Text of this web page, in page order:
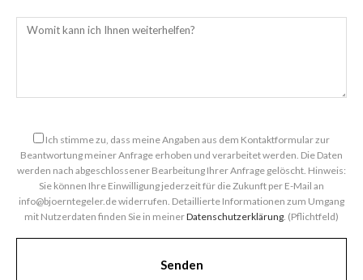
Ich stimme zu, dass meine Angaben aus dem Kontaktformular zur
Beantwortung meiner Anfrage erhoben und verarbeitet werden. Die Daten
werden nach abgeschlossener Bearbeitung Ihrer Anfrage gelöscht. Hinweis:
Sie können Ihre Einwilligung jederzeit für die Zukunft per E-Mail an
info@bjoerntegeler.de widerrufen. Detaillierte Informationen zum Umgang
mit Nutzerdaten finden Sie in meinerDatenschutzerklärung. (Pflichtfeld)